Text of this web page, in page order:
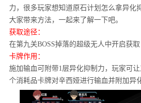
力，很多玩家想知道原石计划怎么拿异化
大家带来方法，一起来了解一下吧。
获取途径：
在第九关BOSS掉落的超级无人中开启获取
卡牌作用：
施加输血可附带1层异化抑制力，玩家可
个消耗品卡牌对辛西娅进行输血并附加异